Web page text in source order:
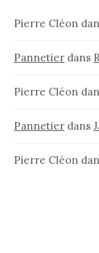
Pierre Cléon
Pannetier dans
Pierre Cléon
Pannetier dans
Pierre Cléon